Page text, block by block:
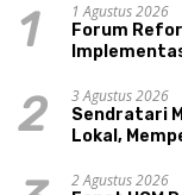
1
1 Agustus 2026
Forum
2
3 Agustus 2026
Sendratari
Lokal,
2 Agustus 2026